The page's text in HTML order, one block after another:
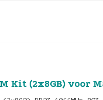
Kit (2x8GB) voor